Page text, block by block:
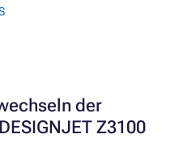
der
Z3100